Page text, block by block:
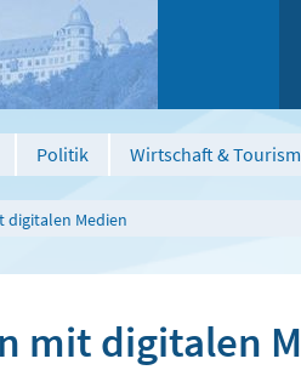
Politik Wirtschaft &
digitalen Medien
mit digitalen